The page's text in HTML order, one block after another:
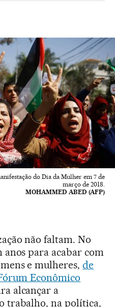
do Dia da Mulher em 7 de
março de 2018.
MOHAMMED ABED (AFP)
não faltam. No
para acabar com
e mulheres,de
Econômico
alcançar a
trabalho, na política,